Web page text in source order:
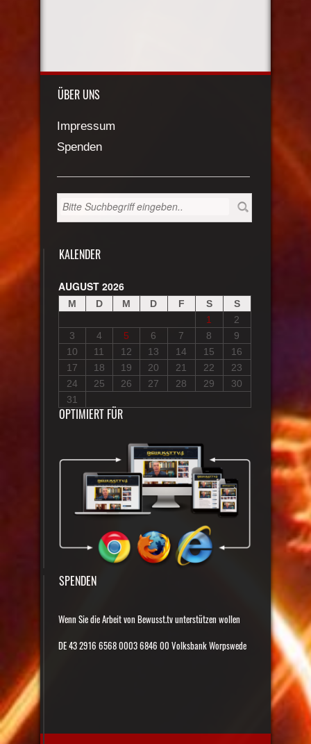
ÜBER UNS
Impressum
Spenden
KALENDER
AUGUST 2026
M D M D F S
S
1
2
3
4 5 6 7 8
9
10
11 12 13 14 15
16
17
18 19 20 21 22
23
24
25 26 27 28 29
30
31
OPTIMIERT FÜR
SPENDEN
Wenn Sie die Arbeit von Bewusst.tv unterstützen wollen
DE 43 2916 6568 0003 6846 00 Volksbank Worpswede